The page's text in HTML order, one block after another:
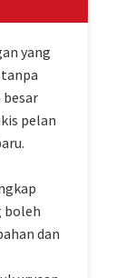
yang
pelan
boleh
dan